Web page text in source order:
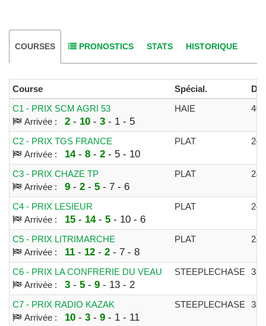
COURSES PRONOSTICS STATS HISTORIQUE
Course Spécial.
C1 - PRIX SCM AGRI 53
Arrivée :
2- 10- 3- 1 - 5
HAIE
C2 - PRIX TGS FRANCE
Arrivée :
14- 8- 2- 5 - 10
PLAT
C3 - PRIX CHAZE TP
Arrivée :
9- 2- 5- 7 - 6
PLAT
C4 - PRIX LESIEUR
Arrivée :
15- 14- 5- 10 - 6
PLAT
C5 - PRIX LITRIMARCHE
Arrivée :
11 - 12- 2- 7 - 8
PLAT
C6 - PRIX LA CONFRERIE DU VEAU
Arrivée :
3- 5- 9- 13 - 2
STEEPLECHASE
C7 - PRIX RADIO KAZAK
Arrivée :
10- 3- 9- 1 - 11
STEEPLECHASE